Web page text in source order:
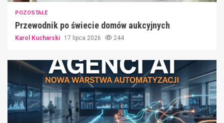
POZOSTAŁE
Przewodnik po świecie domów aukcyjnych
Karol Kucharski 17 lipca 2026 244